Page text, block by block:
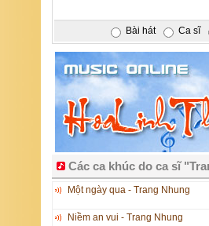
Bài hát Ca sĩ
Các ca khúc do ca sĩ
Một ngày qua - Trang Nhung
Niềm an vui - Trang Nhung